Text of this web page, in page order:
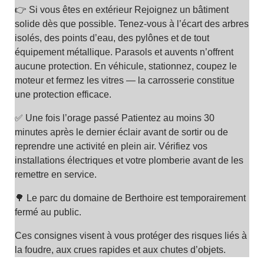
👉 Si vous êtes en extérieur Rejoignez un bâtiment
solide dès que possible. Tenez-vous à l’écart des arbres
isolés, des points d’eau, des pylônes et de tout
équipement métallique. Parasols et auvents n’offrent
aucune protection. En véhicule, stationnez, coupez le
moteur et fermez les vitres — la carrosserie constitue
une protection efficace.
✅ Une fois l’orage passé Patientez au moins 30
minutes après le dernier éclair avant de sortir ou de
reprendre une activité en plein air. Vérifiez vos
installations électriques et votre plomberie avant de les
remettre en service.
🌳 Le parc du domaine de Berthoire est temporairement
fermé au public.
Ces consignes visent à vous protéger des risques liés à
la foudre, aux crues rapides et aux chutes d’objets.